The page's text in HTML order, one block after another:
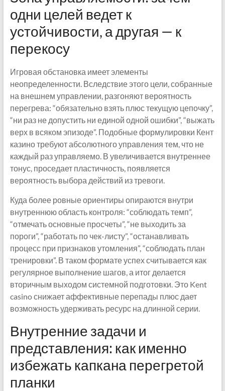
одни целей ведет к
устойчивости, а другая — к
перекосу
Игровая обстановка имеет элементы
неопределенности. Вследствие этого цели, собранные
на внешнем управлении, разгоняют вероятность
перегрева: “обязательно взять плюс текущую цепочку”,
“ни раз не допустить ни единой одной ошибки”, “выжать
верх в всяком эпизоде”. Подобные формулировки Кент
казино требуют абсолютного управления тем, что не
каждый раз управляемо. В увеличивается внутреннее
тонус, проседает пластичность, появляется
вероятность выбора действий из тревоги.
Куда более ровные ориентиры опираются внутри
внутреннюю область контроля: “соблюдать темп”,
“отмечать основные просчеты”, “не выходить за
пороги”, “работать по чек-листу”, “останавливать
процесс при признаков утомления”, “соблюдать план
тренировки”. В таком формате успех считывается как
регулярное выполнение шагов, а итог делается
вторичным выходом системной подготовки. Это Kent
casino снижает аффективные перепады плюс дает
возможность удерживать ресурс на длинной серии.
Внутренние задачи и
представления: как именно
избежать капкана перегретой
планки